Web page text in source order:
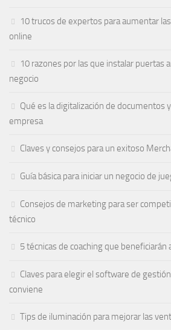
10 trucos de expertos para aumentar
online
10 razones por las que instalar puertas
negocio
Qué es la digitalización de documentos
empresa
Claves y consejos para un exitoso
Guía básica para iniciar un negocio de
Consejos de marketing para ser
técnico
5 técnicas de coaching que beneficiarán
Claves para elegir el software de
conviene
Tips de iluminación para mejorar las